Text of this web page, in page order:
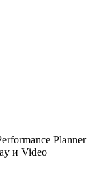
Planner
и Video